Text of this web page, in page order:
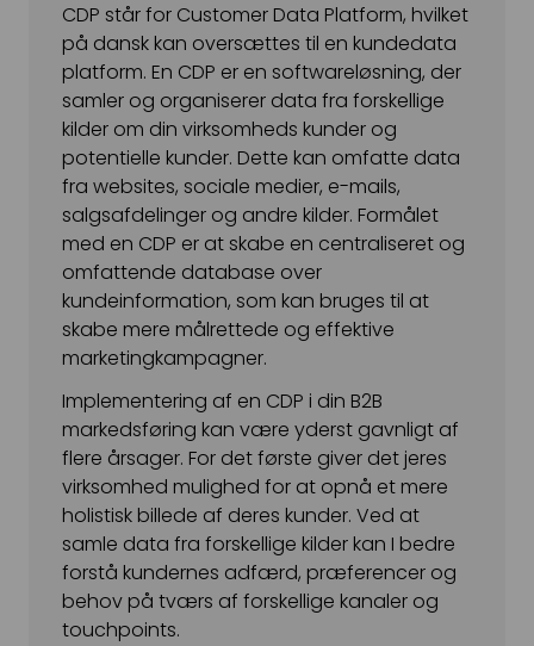
CDP står for Customer Data Platform, hvilket
på dansk kan oversættes til en kundedata
platform. En CDP er en softwareløsning, der
samler og organiserer data fra forskellige
kilder om din virksomheds kunder og
potentielle kunder. Dette kan omfatte data
fra websites, sociale medier, e-mails,
salgsafdelinger og andre kilder. Formålet
med en CDP er at skabe en centraliseret og
omfattende database over
kundeinformation, som kan bruges til at
skabe mere målrettede og effektive
marketingkampagner.
Implementering af en CDP i din B2B
markedsføring kan være yderst gavnligt af
flere årsager. For det første giver det jeres
virksomhed mulighed for at opnå et mere
holistisk billede af deres kunder. Ved at
samle data fra forskellige kilder kan I bedre
forstå kundernes adfærd, præferencer og
behov på tværs af forskellige kanaler og
touchpoints.